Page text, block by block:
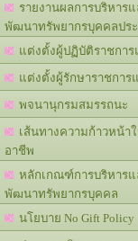
รายงานผลการบริหารแ
พัฒนาทรัพยากรบุคคลปร
แต่งตั้งผู้ปฏิบัติราชกา
แต่งตั้งผู้รักษาราชการ
พจนานุกรมสมรรถนะ
เส้นทางความก้าวหน้า
อาชีพ
หลักเกณฑ์การบริหารแ
พัฒนาทรัพยากรบุคคล
นโยบาย No Gift Policy